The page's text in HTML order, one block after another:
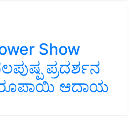
Show
ಪ್ರದರ್ಶನ
ರೂಪಾಯಿ ಆದಾಯ